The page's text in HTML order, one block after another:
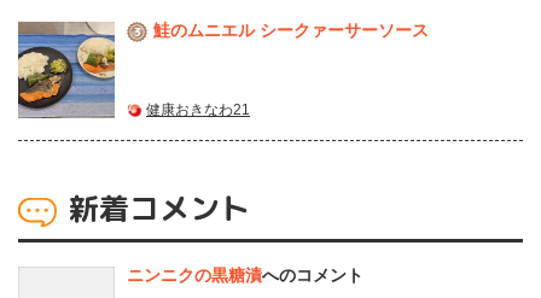
3 鮭のムニエル シークァーサーソース
健康おきなわ21
新着コメント
ニンニクの黒糖漬へのコメント